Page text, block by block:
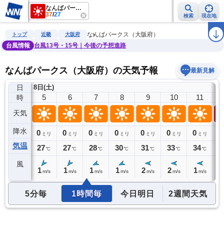
なんばパークス（大阪府）
37/27 検索 現在地
雨雲レーダー 台風情報 地震情報 警報・注意報 ラ
トップ 近畿 大阪府
なんばパークス（大阪府）
台風情報
台風13号・15号｜今後の予想進路
なんばパークス（大阪府）の天気予報 最新見解
日
時
天気
降水
気温
風
8日(土)
4
0ミリ
27℃
5
0 ミリ
27℃
1 m/s
6
0 ミリ
27℃
1 m/s
7
0 ミリ
28℃
1 m/s
8
0 ミリ
30℃
1 m/s
9
0 ミリ
31℃
2 m/s
10
0 ミリ
33℃
2 m/s
11
0 ミリ
34℃
1 m/s
5分毎 1時間毎 今日明日 2週間天気